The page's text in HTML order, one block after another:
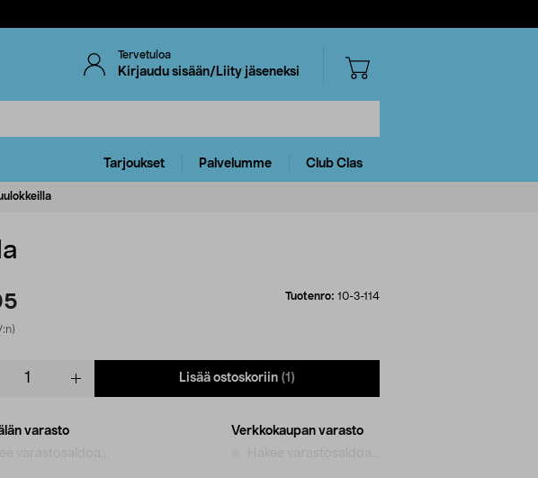
Tervetuloa
Kirjaudu sisään/Liity jäseneksi
Tarjoukset Palvelumme Club Clas
Tuotenro: 10-3-114
Lisää ostoskoriin (1)
varasto
Verkkokaupan varasto